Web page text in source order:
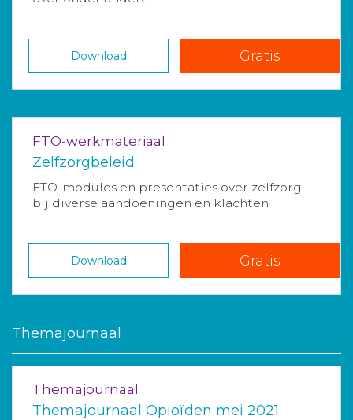
Download Gratis
FTO-werkmateriaal
Zelfzorgbeleid
FTO-modules en presentaties over zelfzorg
bij diverse aandoeningen en klachten
Download Gratis
Themajournaal
Themajournaal
Themajournaal Opioïden mei 2021